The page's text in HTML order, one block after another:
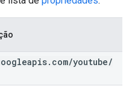
. com/youtube/